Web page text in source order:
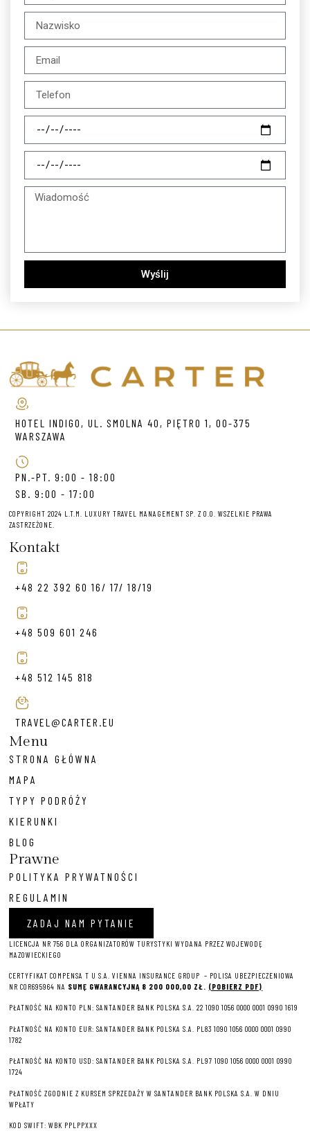
Wyślij
HOTEL INDIGO, UL. SMOLNA 40, PIĘTRO 1, 00-375
WARSZAWA
PN.-PT. 9:00 - 18:00
SB. 9:00 - 17:00
COPYRIGHT 2024 L.T.M. LUXURY TRAVEL MANAGEMENT SP. Z O.O. WSZELKIE PRAWA
ZASTRZEŻONE.
Kontakt
+48 22 392 60 16/ 17/ 18/19
+48 509 601 246
+48 512 145 818
TRAVEL@CARTER.EU
Menu
STRONA GŁÓWNA
MAPA
TYPY PODRÓŻY
KIERUNKI
BLOG
Prawne
POLITYKA PRYWATNOŚCI
REGULAMIN
ZADAJ NAM PYTANIE
LICENCJA NR 756 DLA ORGANIZATORÓW TURYSTYKI WYDANA PRZEZ WOJEWODĘ
MAZOWIECKIEGO
CERTYFIKAT COMPENSA T U S.A. VIENNA INSURANCE GROUP – POLISA UBEZPIECZENIOWA
NR COR695964 NA SUMĘ GWARANCYJNĄ 8 200 000,00 ZŁ. (POBIERZ PDF)
PŁATNOŚĆ NA KONTO PLN: SANTANDER BANK POLSKA S.A. 22 1090 1056 0000 0001 0990 1619
PŁATNOŚĆ NA KONTO EUR: SANTANDER BANK POLSKA S.A. PL83 1090 1056 0000 0001 0990
1782
PŁATNOŚĆ NA KONTO USD: SANTANDER BANK POLSKA S.A. PL97 1090 1056 0000 0001 0990
1724
PŁATNOŚĆ ZGODNIE Z KURSEM SPRZEDAŻY W SANTANDER BANK POLSKA S.A. W DNIU
WPŁATY
KOD SWIFT: WBK PPLPPXXX